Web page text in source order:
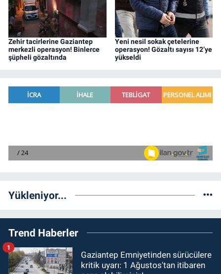
Zehir tacirlerine Gaziantep
merkezli operasyon! Binlerce
şüpheli gözaltında
Yeni nesil sokak çetelerine
operasyon! Gözaltı sayısı 12’ye
yükseldi
Yükleniyor...
Trend Haberler
Gaziantep Emniyetinden sürücülere
kritik uyarı: 1 Ağustos'tan itibaren
1